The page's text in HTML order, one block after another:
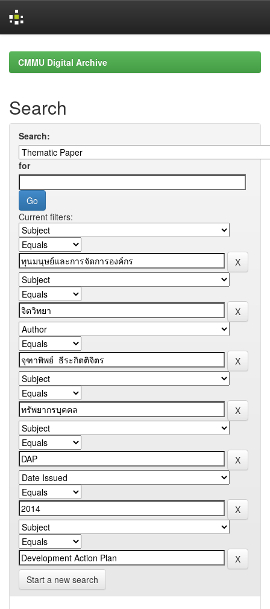
navigationCMMU Digital Archive
Search
Search:
for
Current filters:
Start a new search